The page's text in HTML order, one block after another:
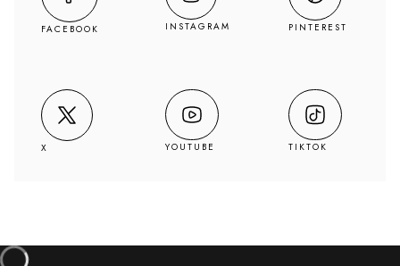
FACEBOOK INSTAGRAM PINTEREST
X YOUTUBE TIKTOK